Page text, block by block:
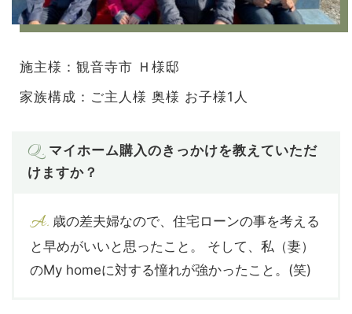
施主様：観音寺市 Ｈ様邸
家族構成：ご主人様 奥様 お子様1人
Q. マイホーム購入のきっかけを教えていただ
けますか？
A. 歳の差夫婦なので、住宅ローンの事を考える
と早めがいいと思ったこと。 そして、私（妻）
のMy homeに対する憧れが強かったこと。(笑)